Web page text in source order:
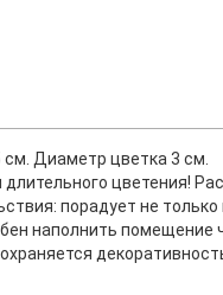
Диаметр цветка 3 см.
цветения!
порадует не
наполнить